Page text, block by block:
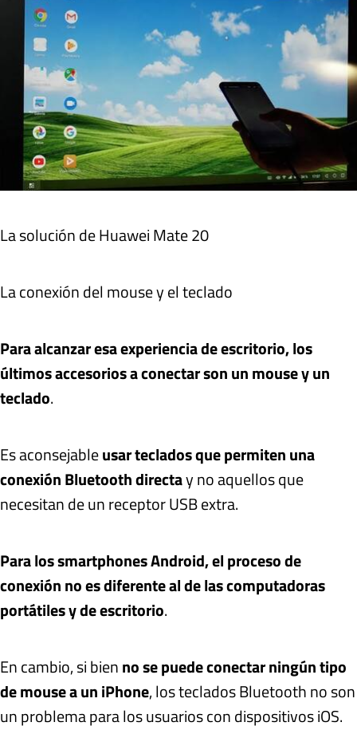
La solución de Huawei Mate 20
La conexión del mouse y el teclado
Para alcanzar esa experiencia de escritorio, los
últimos accesorios a conectar son un mouse y un
teclado.
Es aconsejableusar teclados que permiten una
conexión Bluetooth directay no aquellos que
necesitan de un receptor USB extra.
Para los smartphones Android, el proceso de
conexión no es diferente al de las computadoras
portátiles y de escritorio.
En cambio, si bienno se puede conectar ningún tipo
de mouse a un iPhone, los teclados Bluetooth no son
un problema para los usuarios con dispositivos iOS.